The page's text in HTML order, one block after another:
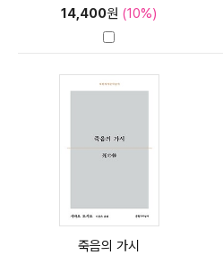
14,400원 (10%)
죽음의 가시